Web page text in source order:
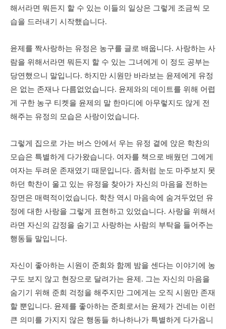
해서라면 뭐든지 할 수 있는 이들의 일상은 그렇게 조금씩 모
습을 드러내기 시작했습니다.
윤제를 짝사랑하는 유정은 농구를 글로 배웁니다. 사랑하는 사
람을 위해서라면 뭐든지 할 수 있는 그녀에게 이 정도 공부는
당연했으니 말입니다. 하지만 시원만 바라보는 윤제에게 유정
은 없는 존재나 다름없었습니다. 윤제와의 데이트를 위해 어렵
게 구한 농구 티켓을 윤제의 말 한마디에 아무렇지도 않게 전
해주는 유정의 모습은 사랑이었습니다.
그렇게 집으로 가는 버스 안에서 우는 유정 곁에 앉은 학찬의
모습은 특별하게 다가왔습니다. 여자를 책으로 배웠던 그에게
여자는 두려운 존재였기 때문입니다. 좀처럼 눈도 마주보지 못
하던 학찬이 울고 있는 유정을 찾아가 자신의 마음을 전하는
장면은 매력적이었습니다. 학찬 역시 마음속에 숨겨두었던 유
정에 대한 사랑을 그렇게 표현하고 있었습니다. 사랑을 위해서
라면 자신의 감정을 숨기고 사랑하는 사람의 부탁을 들어주는
행동들 말입니다.
자신이 좋아하는 시원이 준희와 함께 밤을 센다는 이야기에 농
구도 보지 않고 현장으로 달려가는 윤제. 그는 자신의 마음을
숨기기 위해 준희 걱정을 해주지만 그에게는 오직 시원만 존재
할 뿐입니다. 윤제를 좋아하는 준희로서는 윤제가 건네는 이런
큰 의미를 가지지 않은 행동들 하나하나가 특별하게 다가옵니